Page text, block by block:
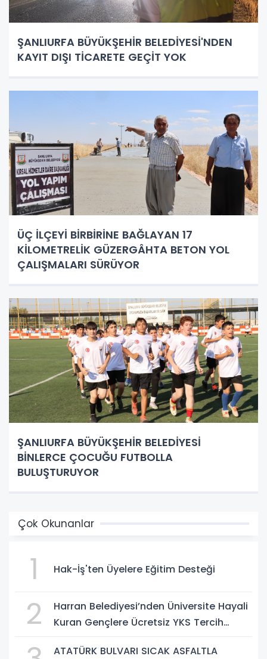
ŞANLIURFA BÜYÜKŞEHİR BELEDİYESİ'NDEN
KAYIT DIŞI TİCARETE GEÇİT YOK
ÜÇ İLÇEYİ BİRBİRİNE BAĞLAYAN 17
KİLOMETRELİK GÜZERGÂHTA BETON YOL
ÇALIŞMALARI SÜRÜYOR
ŞANLIURFA BÜYÜKŞEHİR BELEDİYESİ
BİNLERCE ÇOCUĞU FUTBOLLA
BULUŞTURUYOR
Çok Okunanlar
1 Hak-İş'ten Üyelere Eğitim Desteği
2
Harran Belediyesi’nden Üniversite Hayali
Kuran Gençlere Ücretsiz YKS Tercih
ATATÜRK BULVARI SICAK ASFALTLA